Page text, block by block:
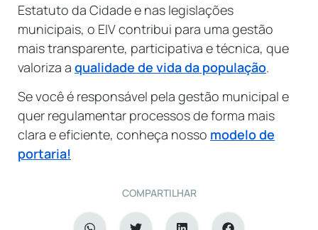
Estatuto da Cidade e nas legislações
municipais, o EIV contribui para uma gestão
mais transparente, participativa e técnica, que
valoriza a qualidade de vida da população.
Se você é responsável pela gestão municipal e
quer regulamentar processos de forma mais
clara e eficiente, conheça nosso modelo de
portaria!
COMPARTILHAR